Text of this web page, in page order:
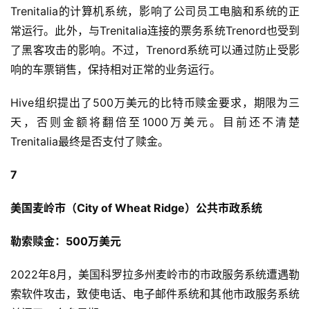
Trenitalia的计算机系统，影响了公司员工电脑和系统的正
常运行。此外，与Trenitalia连接的票务系统Trenord也受到
了黑客攻击的影响。不过，Trenord系统可以通过防止受影
响的车票销售，保持相对正常的业务运行。
Hive组织提出了500万美元的比特币赎金要求，期限为三
天，否则金额将翻倍至1000万美元。目前还不清楚
Trenitalia最终是否支付了赎金。
7
美国麦岭市（City of Wheat Ridge）公共市政系统
勒索赎金：500万美元
2022年8月，美国科罗拉多州麦岭市的市政服务系统遭遇勒
索软件攻击，致使电话、电子邮件系统和其他市政服务系统